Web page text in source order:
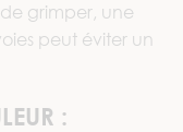
grimper, une
peut éviter un
: